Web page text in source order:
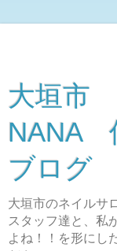
大垣市
NANA
ブログ
大垣市のネイルサ
スタッフ達と、私
よね！！を形にし